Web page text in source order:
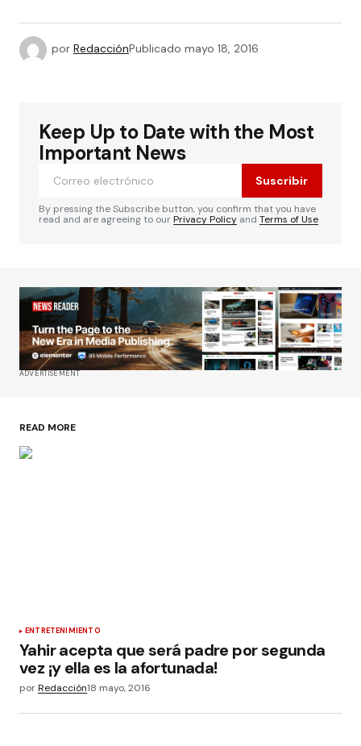
por RedacciónPublicado mayo 18, 2016
Keep Up to Date with the Most
Important News
Suscribir
By pressing the Subscribe button, you confirm that you have
read and are agreeing to ourPrivacy Policy and Terms of Use
ADVERTISEMENT
READ MORE
ENTRETENIMIENTO
Yahir acepta que será padre por segunda
vez ¡y ella es la afortunada!
porRedacción18 mayo, 2016